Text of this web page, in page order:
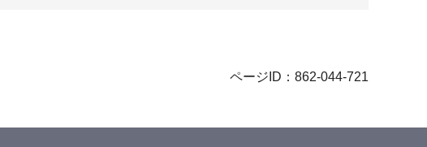
ページID：862-044-721